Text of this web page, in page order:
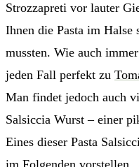
Strozzapreti vor lauter
Ihnen die Pasta im Halse
mussten. Wie auch
jeden Fall perfekt zu
Man findet jedoch auch
Salsiccia Wurst – einer
Eines dieser Pasta